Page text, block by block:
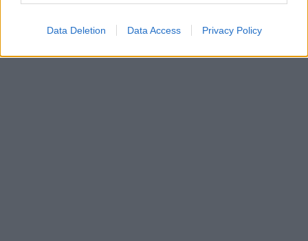
Data Deletion Data Access Privacy Policy